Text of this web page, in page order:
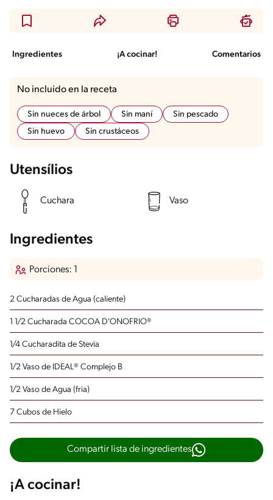
Ingredientes ¡A cocinar! Comentarios
No incluido en la receta
Sin nueces de árbol Sin maní
Sin pescado
Sin huevo
Sin crustáceos
Utensílios
Cuchara Vaso
Ingredientes
Porciones: 1
2 Cucharadas de Agua (caliente)
1 1/2 Cucharada COCOA D'ONOFRIO®
1/4 Cucharadita de Stevia
1/2 Vaso de IDEAL® Complejo B
1/2 Vaso de Agua (fria)
7 Cubos de Hielo
Compartir lista de ingredientes
¡A cocinar!